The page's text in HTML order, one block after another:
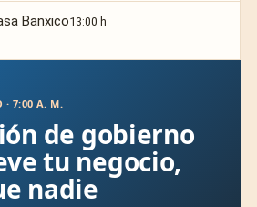
Banxico13:00 h
· 7:00 A. M.
de gobierno
tu negocio,
nadie